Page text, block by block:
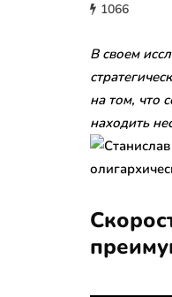
1066
В своем
на том, что
находить